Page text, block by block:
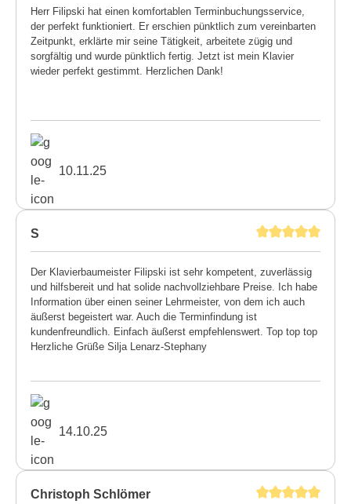
Herr Filipski hat einen komfortablen Terminbuchungsservice,
der perfekt funktioniert. Er erschien pünktlich zum vereinbarten
Zeitpunkt, erklärte mir seine Tätigkeit, arbeitete zügig und
sorgfältig und wurde pünktlich fertig. Jetzt ist mein Klavier
wieder perfekt gestimmt. Herzlichen Dank!
10.11.25
S
Der Klavierbaumeister Filipski ist sehr kompetent, zuverlässig
und hilfsbereit und hat solide nachvollziehbare Preise. Ich habe
Information über einen seiner Lehrmeister, von dem ich auch
äußerst begeistert war. Auch die Terminfindung ist
kundenfreundlich. Einfach äußerst empfehlenswert. Top top top
Herzliche Grüße Silja Lenarz-Stephany
14.10.25
Christoph Schlömer